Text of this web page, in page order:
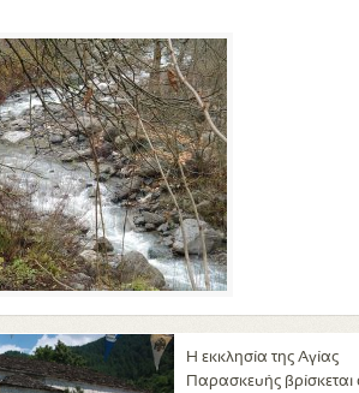
Η εκκλησία της Αγίας
Παρασκευής βρίσκεται